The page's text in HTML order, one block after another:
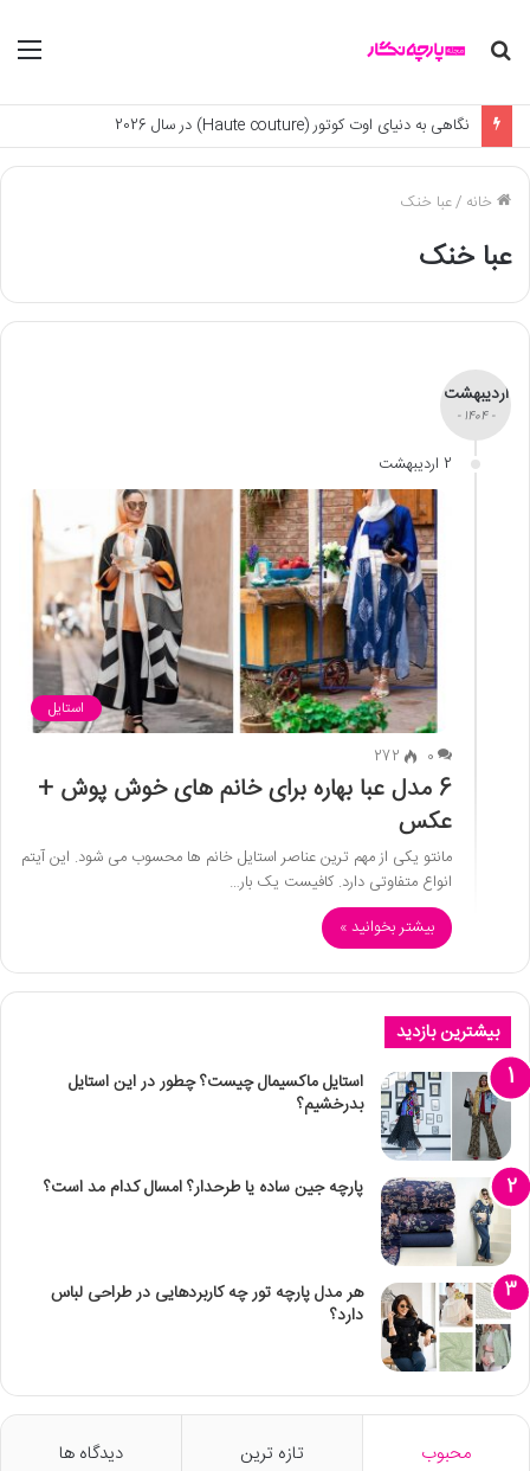
جستجو
نگاهی به دنیای اوت کوتور (Haute couture) در سال 2026
خانه /عبا خنک
عبا خنک
اردیبهشت
- 1404 -
2 اردیبهشت
استایل
0
272
6 مدل عبا بهاره برای خانم های خوش پوش +
عکس
مانتو یکی از مهم ترین عناصر استایل خانم ها محسوب می شود. این آیتم
انواع متفاوتی دارد. کافیست یک بار…
بیشتر بخوانید »
بیشترین بازدید
استایل ماکسیمال چیست؟ چطور در این استایل
بدرخشیم؟
پارچه جین ساده یا طرحدار؟ امسال کدام مد است؟
هر مدل پارچه تور چه کاربردهایی در طراحی لباس
دارد؟
محبوب تازه ترین دیدگاه ها